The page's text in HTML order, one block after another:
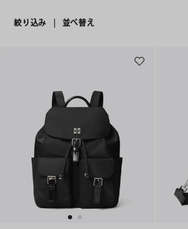
絞り込み 並べ替え